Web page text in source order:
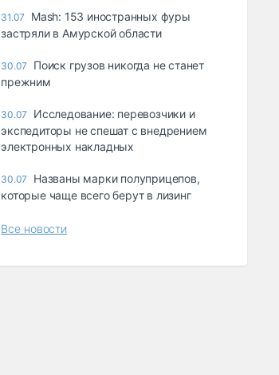
31.07
Mash: 153 иностранных фуры
застряли в Амурской области
30.07
Поиск грузов никогда не станет
прежним
30.07
Исследование: перевозчики и
экспедиторы не спешат с внедрением
электронных накладных
30.07
Названы марки полуприцепов,
которые чаще всего берут в лизинг
Все новости